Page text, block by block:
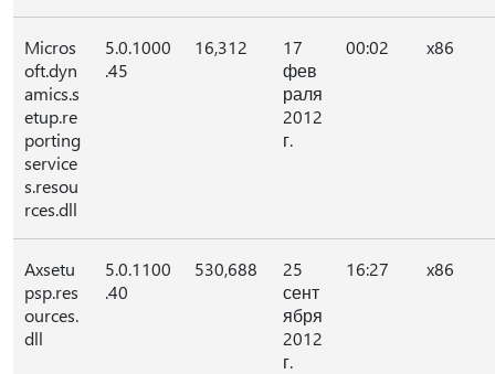
Micros
oft.dyn
amics.s
etup.re
porting
service
s.resou
rces.dll
5.0.1000
.45
16,312
17
фев
раля
2012
г.
00:02 x86
Axsetu
psp.res
ources.
dll
5.0.1100
.40
530,688
25
сент
ября
2012
г.
16:27 x86